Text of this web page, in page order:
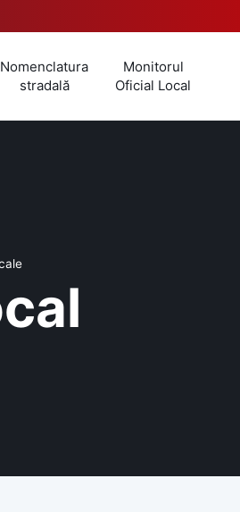
Nomenclatura
stradală
Monitorul
Oficial Local